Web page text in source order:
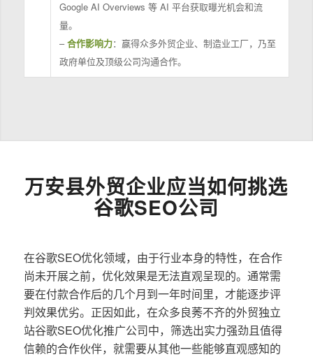
Google AI Overviews 等 AI 平台获取曝光机会和流
量。
–合作影响力：赢得众多外贸企业、制造业工厂，乃至
政府单位及顶级公司沟通合作。
万安县外贸企业应当如何挑选
谷歌SEO公司
在谷歌SEO优化领域，由于行业本身的特性，在合作
尚未开展之前，优化效果是无法直观呈现的。通常需
要在付款合作后的几个月到一年时间里，才能逐步评
判效果优劣。正因如此，在众多良莠不齐的外贸独立
站谷歌SEO优化推广公司中，筛选出实力强劲且值得
信赖的合作伙伴，就需要从其他一些能够直观感知的